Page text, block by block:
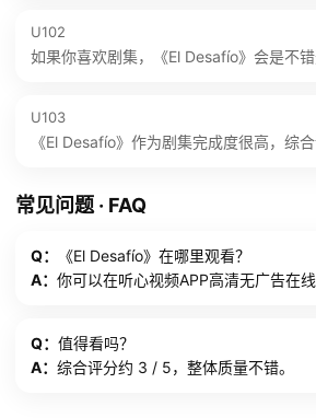
U102
如果你喜欢剧集，《El Desafío》会是不错
U103
《El Desafío》作为剧集完成度很高，综
常见问题 · FAQ
Q：
《El Desafío》在哪里观看？
A： 你可以在听心视频APP高清无广告在线
Q： 值得看吗？
A： 综合评分约 3 / 5，整体质量不错。